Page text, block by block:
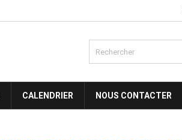
CALENDRIER NOUS CONTACTER